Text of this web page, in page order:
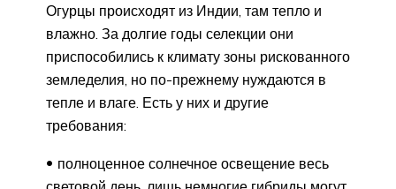
Огурцы происходят из Индии, там тепло и
влажно. За долгие годы селекции они
приспособились к климату зоны рискованного
земледелия, но по-прежнему нуждаются в
тепле и влаге. Есть у них и другие
требования:
полноценное солнечное освещение весь